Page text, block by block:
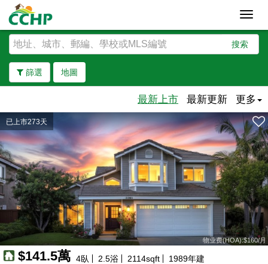
搜索
篩選 地圖
去除邊界
最新上市 最新更新 更多
已上市273天
物业费(HOA):$160/月
$141.5萬 4臥 2.5浴 2114sqft 1989年建